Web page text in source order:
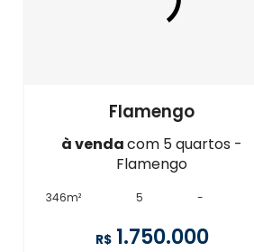
Flamengo
à vendacom 5 quartos -
Flamengo
346m² 5 -
R$ 1.750.000